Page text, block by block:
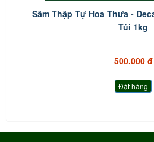
Sâm Thập Tự Hoa Thưa -
Túi 1kg
500.000 đ
Đặt hàng